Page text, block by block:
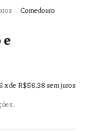
. Comedouro
6 x de R$56,38 sem juros